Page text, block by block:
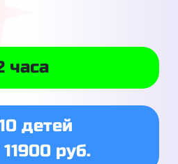
часа
детей
руб.